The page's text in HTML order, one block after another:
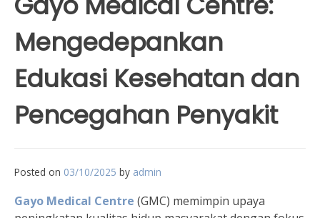
Mengedepankan
Edukasi Kesehatan dan
Pencegahan Penyakit
Posted on 03/10/2025 by admin
Gayo Medical Centre (GMC) memimpin upaya